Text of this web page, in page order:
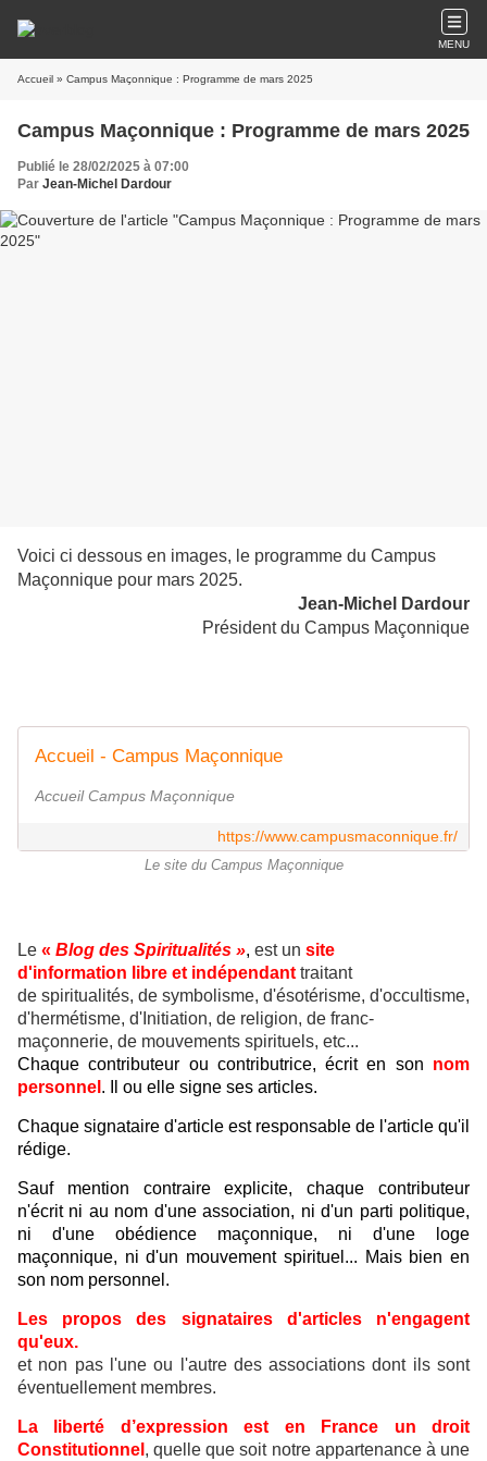
MENU
Accueil » Campus Maçonnique : Programme de mars 2025
Campus Maçonnique : Programme de mars 2025
Publié le 28/02/2025 à 07:00
Par Jean-Michel Dardour
Voici ci dessous en images, le programme du Campus
Maçonnique pour mars 2025.
Jean-Michel Dardour
Président du Campus Maçonnique
Accueil - Campus Maçonnique
Accueil Campus Maçonnique
https://www.campusmaconnique.fr/
Le site du Campus Maçonnique
Le « Blog des Spiritualités », est un site
d'information libre et indépendant traitant
de spiritualités, de symbolisme, d'ésotérisme, d'occultisme,
d'hermétisme, d'Initiation, de religion, de franc-
maçonnerie, de mouvements spirituels, etc...
Chaque contributeur ou contributrice, écrit en son nom
personnel . Il ou elle signe ses articles.
Chaque signataire d'article est responsable de l'article qu'il
rédige.
Sauf mention contraire explicite, chaque contributeur
n'écrit ni au nom d'une association, ni d'un parti politique,
ni d'une obédience maçonnique, ni d'une loge
maçonnique, ni d'un mouvement spirituel... Mais bien en
son nom personnel.
Les propos des signataires d'articles n'engagent
qu'eux.
et non pas l'une ou l'autre des associations dont ils sont
éventuellement membres.
La liberté d’expression est en France un droit
Constitutionnel , quelle que soit notre appartenance à une